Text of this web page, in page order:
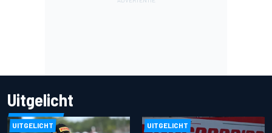
Uitgelicht
UITGELICHT UITGELICHT